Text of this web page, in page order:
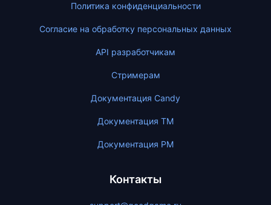
Политика конфиденциальности
Согласие на обработку персональных данных
API разработчикам
Стримерам
Документация Candy
Документация ТМ
Документация PM
Контакты